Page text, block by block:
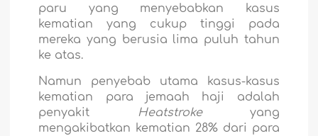
paru yang menyebabkan kasus
kematian yang cukup tinggi pada
mereka yang berusia lima puluh tahun
ke atas.
Namun penyebab utama kasus-kasus
kematian para jemaah haji adalah
penyakit
Heatstroke yang
mengakibatkan kematian 28% dari para